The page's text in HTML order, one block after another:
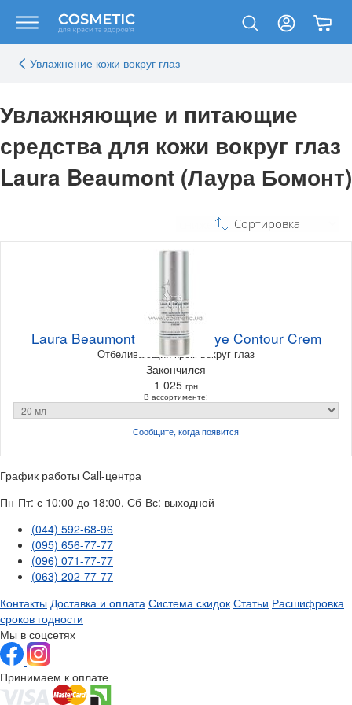
Увлажнение кожи вокруг глаз
Увлажняющие и питающие
средства для кожи вокруг глаз
Laura Beaumont (Лаура Бомонт)
Сортировка
Laura Beaumont Whitening Eye Contour Crem
Отбеливающий крем вокруг глаз
Закончился
1 025 грн
В ассортименте:
Сообщите, когдапоявится
График работы Call-центра
Пн-Пт: с 10:00 до 18:00, Сб-Вс: выходной
(044) 592-68-96
(095) 656-77-77
(096) 071-77-77
(063) 202-77-77
Контакты Доставка и оплата Система скидок Статьи Расшифровка
сроков годности
Мы в соцсетях
Принимаем к оплате